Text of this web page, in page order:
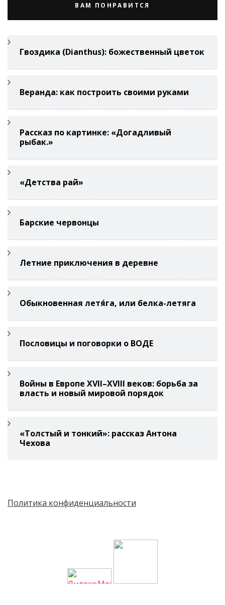
ВАМ ПОНРАВИТСЯ
Гвоздикa (Di­anthus): божественный цветок
Веранда: как построить своими руками
Рассказ по картинке: «Догадливый
рыбак.»
«Детства рай»
Барские червонцы
Летние приключения в деревне
Обыкновенная летя́га, или белка-летяга
Пословицы и поговорки о ВОДЕ
Войны в Европе XVII–XVIII веков: борьба за
власть и новый мировой порядок
«Толстый и тонкий»: рассказ Антона
Чехова
Политика конфиденциальности